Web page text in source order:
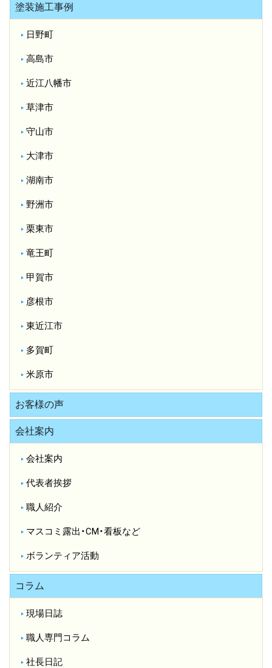
塗装施工事例
日野町
高島市
近江八幡市
草津市
守山市
大津市
湖南市
野洲市
栗東市
竜王町
甲賀市
彦根市
東近江市
多賀町
米原市
お客様の声
会社案内
会社案内
代表者挨拶
職人紹介
マスコミ露出・CM・看板など
ボランティア活動
コラム
現場日誌
職人専門コラム
社長日記